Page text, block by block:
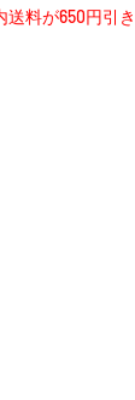
す
送料が650円引き